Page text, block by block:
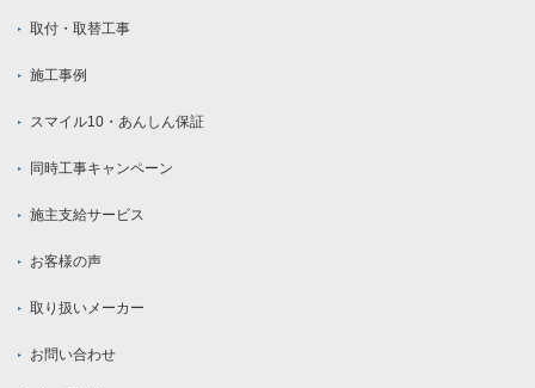
取付・取替工事
施工事例
スマイル10・あんしん保証
同時工事キャンペーン
施主支給サービス
お客様の声
取り扱いメーカー
お問い合わせ